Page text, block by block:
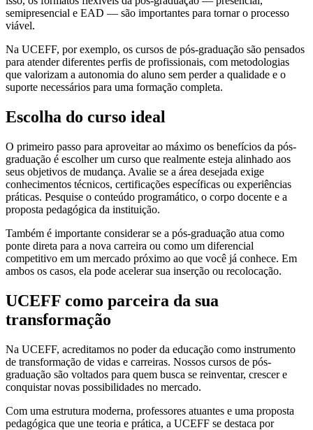
semipresencial e EAD — são importantes para tornar o processo
viável.
Na UCEFF, por exemplo, os cursos de pós-graduação são pensados
para atender diferentes perfis de profissionais, com metodologias
que valorizam a autonomia do aluno sem perder a qualidade e o
suporte necessários para uma formação completa.
Escolha do curso ideal
O primeiro passo para aproveitar ao máximo os benefícios da pós-
graduação é escolher um curso que realmente esteja alinhado aos
seus objetivos de mudança. Avalie se a área desejada exige
conhecimentos técnicos, certificações específicas ou experiências
práticas. Pesquise o conteúdo programático, o corpo docente e a
proposta pedagógica da instituição.
Também é importante considerar se a pós-graduação atua como
ponte direta para a nova carreira ou como um diferencial
competitivo em um mercado próximo ao que você já conhece. Em
ambos os casos, ela pode acelerar sua inserção ou recolocação.
UCEFF como parceira da sua
transformação
Na UCEFF, acreditamos no poder da educação como instrumento
de transformação de vidas e carreiras. Nossos cursos de pós-
graduação são voltados para quem busca se reinventar, crescer e
conquistar novas possibilidades no mercado.
Com uma estrutura moderna, professores atuantes e uma proposta
pedagógica que une teoria e prática, a UCEFF se destaca por